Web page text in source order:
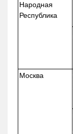
Народная
Республика
Москва